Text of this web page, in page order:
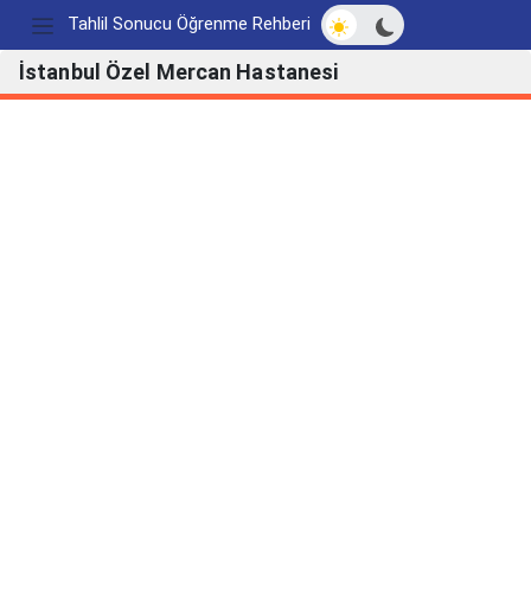
Tahlil Sonucu Öğrenme Rehberi Açık/Koyu modu
İstanbul Özel Mercan Hastanesi